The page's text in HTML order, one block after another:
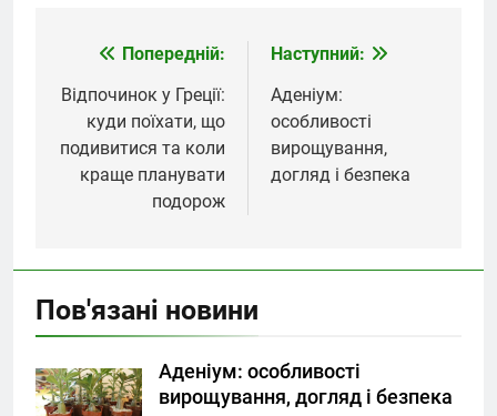
Навігація
записів
Попередній:
Відпочинок у Греції:
куди поїхати, що
подивитися та коли
краще планувати
подорож
Наступний:
Аденіум:
особливості
вирощування,
догляд і безпека
Пов'язані новини
Аденіум: особливості
вирощування, догляд і безпека